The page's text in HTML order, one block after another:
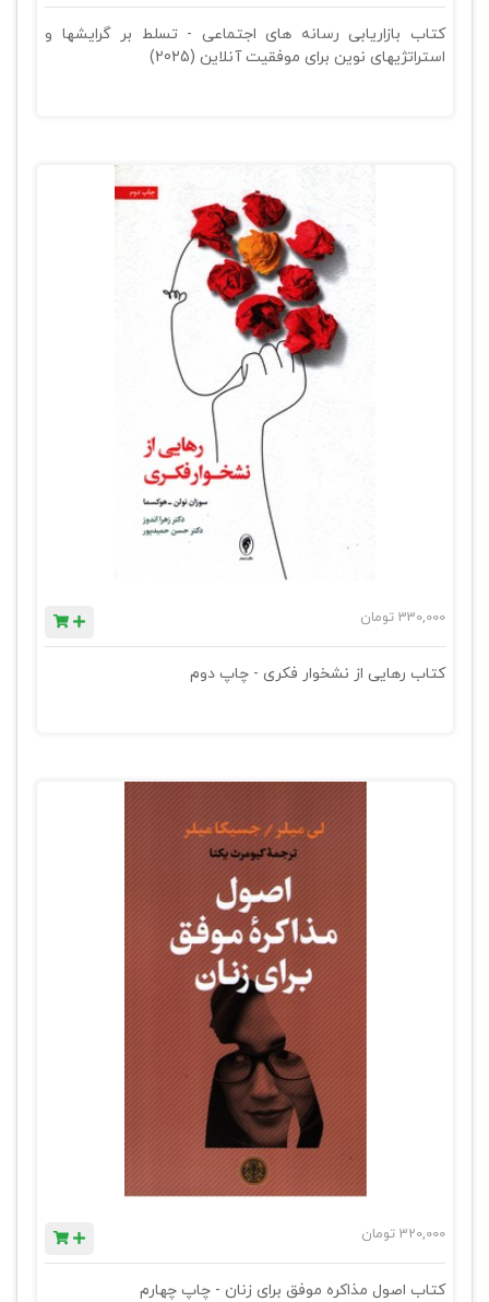
کتاب بازاریابی رسانه های اجتماعی - تسلط بر گرایشها و
استراتژیهای نوین برای موفقیت آنلاین (2025)
330,000 تومان
کتاب رهایی از نشخوار فکری - چاپ دوم
320,000 تومان
کتاب اصول مذاکره موفق برای زنان - چاپ چهارم